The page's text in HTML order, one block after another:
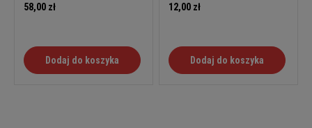
58,00 zł
Dodaj do koszyka
12,00 zł
Dodaj do koszyka